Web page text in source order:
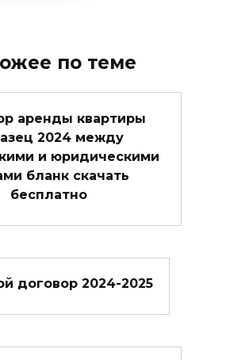
по теме
аренды квартиры
2024 между
и юридическими
бланк скачать
бесплатно
договор 2024-2025